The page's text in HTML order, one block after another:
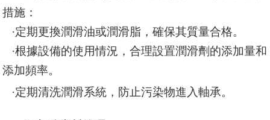
措施：
·定期更換潤滑油或潤滑脂，確保其質量合格。
·根據設備的使用情況，合理設置潤滑劑的添加量和
添加頻率。
·定期清洗潤滑系統，防止污染物進入軸承。